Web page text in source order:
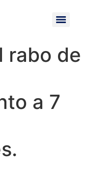
rabo de
a 7